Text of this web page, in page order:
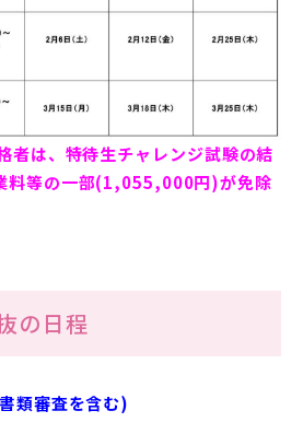
イ
SNSアカウント
は、特待生チャレンジ試験の結
料等の一部(1,055,000円)が免除
の日程
類審査を含む)